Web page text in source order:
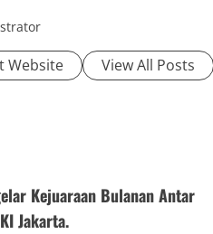
Website View All Posts
Kejuaraan Bulanan Antar
Jakarta.